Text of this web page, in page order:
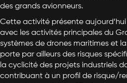
des grands avionneurs.
Cette activité présente aujourd’hui
avec les activités principales du
systèmes de drones maritimes et
porte par ailleurs des risques
la cyclicité des projets industriels
contribuant à un profil de risque/